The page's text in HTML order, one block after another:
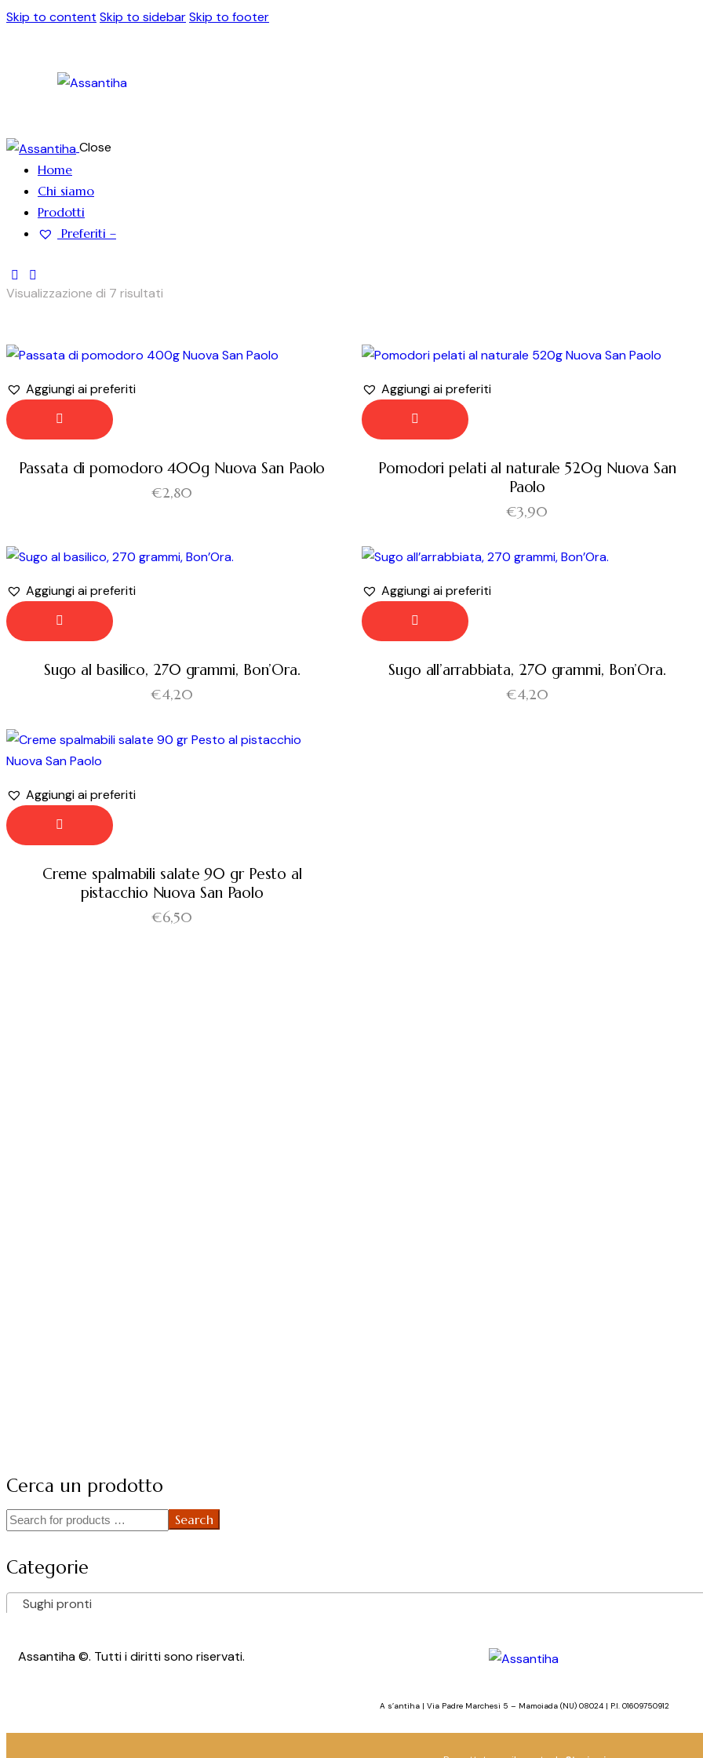
Skip to content Skip to sidebarSkip to footer
Close
Home
Chi siamo
Prodotti
Preferiti –
Visualizzazione di 7 risultati
Aggiungi ai preferiti
Passata di pomodoro 400g Nuova San Paolo
€2,80
Aggiungi ai preferiti
Pomodori pelati al naturale 520g Nuova San
Paolo
€3,90
Aggiungi ai preferiti
Sugo al basilico, 270 grammi, Bon’Ora.
€4,20
Aggiungi ai preferiti
Sugo all’arrabbiata, 270 grammi, Bon’Ora.
€4,20
Aggiungi ai preferiti
Creme spalmabili salate 90 gr Pesto al
pistacchio Nuova San Paolo
€6,50
Cerca un prodotto
Search
Categorie
Sughi pronti
Assantiha ©. Tutti i diritti sono riservati.
A s’antiha | Via Padre Marchesi 5 – Mamoiada (NU) 08024 | P.I. 01609750912